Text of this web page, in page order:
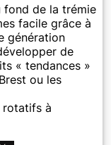
fond de la trémie
facile grâce à
génération
de
« tendances »
ou les
rotatifs à